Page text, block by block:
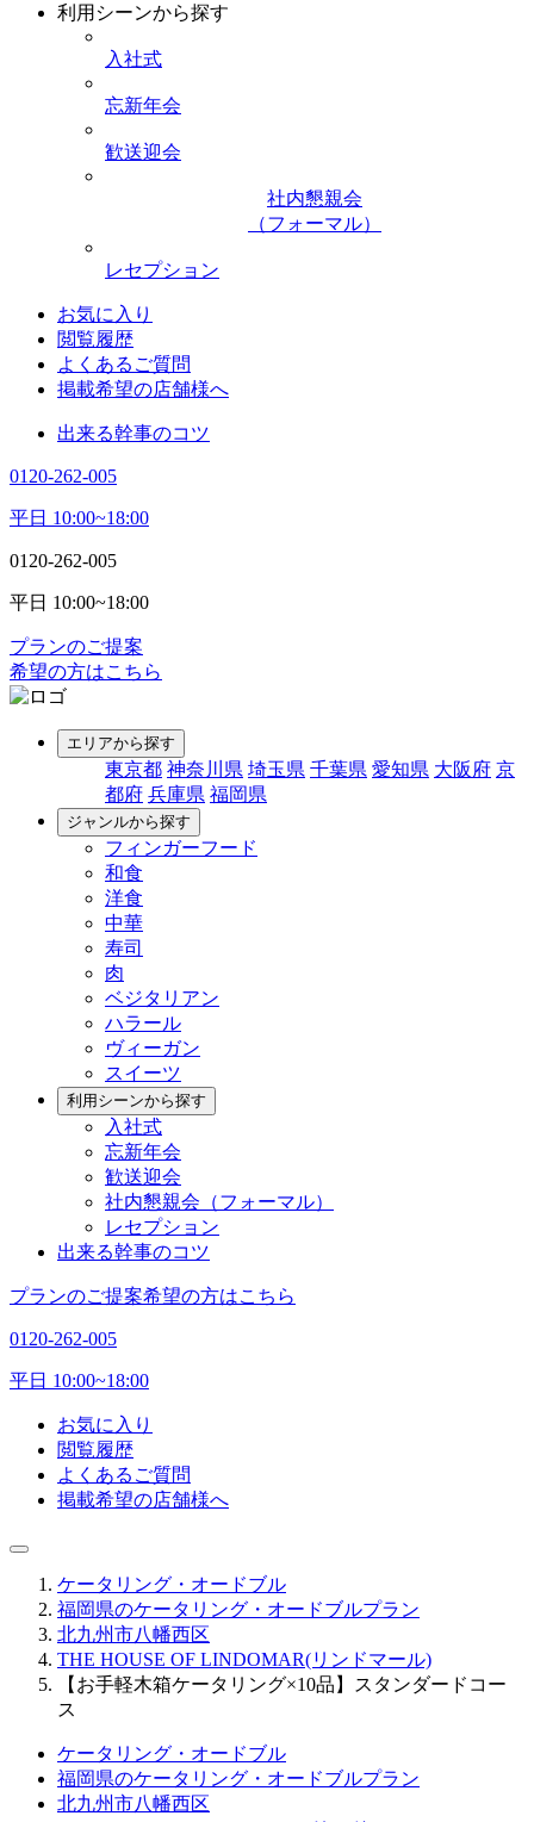
利用シーンから探す
入社式
忘新年会
歓送迎会
社内懇親会
（フォーマル）
レセプション
お気に入り
閲覧履歴
よくあるご質問
掲載希望の店舗様へ
出来る幹事のコツ
0120-262-005
平日 10:00~18:00
0120-262-005
平日 10:00~18:00
プランのご提案
希望の方はこちら
エリアから探す
東京都 神奈川県 埼玉県 千葉県 愛知県 大阪府 京
都府 兵庫県 福岡県
ジャンルから探す
フィンガーフード
和食
洋食
中華
寿司
肉
ベジタリアン
ハラール
ヴィーガン
スイーツ
利用シーンから探す
入社式
忘新年会
歓送迎会
社内懇親会（フォーマル）
レセプション
出来る幹事のコツ
プランのご提案希望の方はこちら
0120-262-005
平日 10:00~18:00
お気に入り
閲覧履歴
よくあるご質問
掲載希望の店舗様へ
ケータリング・オードブル
福岡県のケータリング・オードブルプラン
北九州市八幡西区
THE HOUSE OF LINDOMAR(リンドマール)
【お手軽木箱ケータリング×10品】スタンダードコー
ス
ケータリング・オードブル
福岡県のケータリング・オードブルプラン
北九州市八幡西区